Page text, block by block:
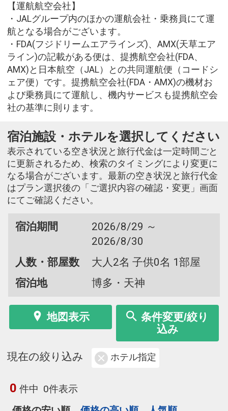
【運航航空会社】
・JALグループ内のほかの運航会社・乗務員にて運
航となる場合がございます。
・FDA(フジドリームエアラインズ)、AMX(天草エア
ライン)の記載がある便は、提携航空会社(FDA、
AMX)と日本航空（JAL）との共同運航便（コードシ
ェア便）です。提携航空会社(FDA・AMX)の機材お
よび乗務員にて運航し、機内サービスも提携航空会
社の基準に則ります。
宿泊施設・ホテルを選択してください
表示されている空き状況と旅行代金は一定時間ごと
に更新されるため、検索のタイミングにより変更に
なる場合がございます。最新の空き状況と旅行代金
はプラン選択後の「ご選択内容の確認・変更」画面
にてご確認ください。
宿泊期間
2026/8/29 ～
2026/8/30
人数・部屋数
大人2名 子供0名 1部屋
宿泊地
博多・天神
地図表示
条件変更/絞り
込み
現在の絞り込み ホテル指定
0 件中 0件表示